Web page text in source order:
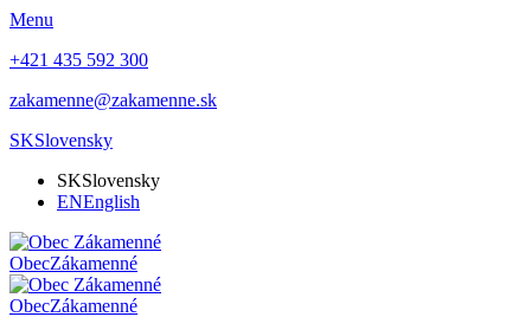
Menu
+421 435 592 300
zakamenne@zakamenne.sk
SKSlovensky
SKSlovensky
ENEnglish
ObecZákamenné
ObecZákamenné